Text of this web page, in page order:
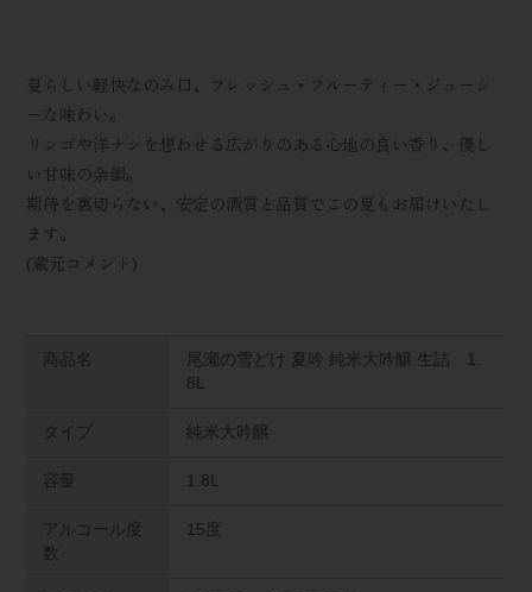
夏らしい軽快なのみ口、フレッシュ・フルーティー・ジューシ
ーな味わい。
リンゴや洋ナシを想わせる広がりのある心地の良い香り、優し
い甘味の余韻。
期待を裏切らない、安定の酒質と品質でこの夏もお届けいたし
ます。
(蔵元コメント)
商品名
尾瀬の雪どけ 夏吟 純米大吟醸 生詰 1.
8L
タイプ 純米大吟醸
容量 1.8L
アルコール度
数
15度